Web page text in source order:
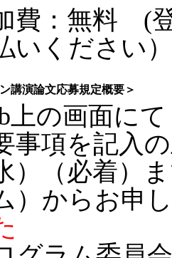
費：無料 (
いください）
講演論文応募規定概要＞
上の画面に
事項を記入
）（必着）
）からお申